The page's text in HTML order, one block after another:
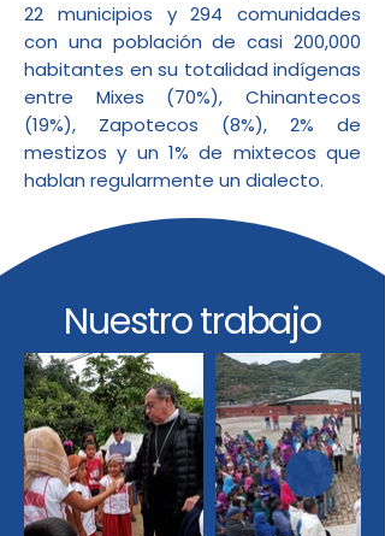
22 municipios y 294 comunidades
con una población de casi 200,000
habitantes en su totalidad indígenas
entre Mixes (70%), Chinantecos
(19%), Zapotecos (8%), 2% de
mestizos y un 1% de mixtecos que
hablan regularmente un dialecto.
Nuestro trabajo